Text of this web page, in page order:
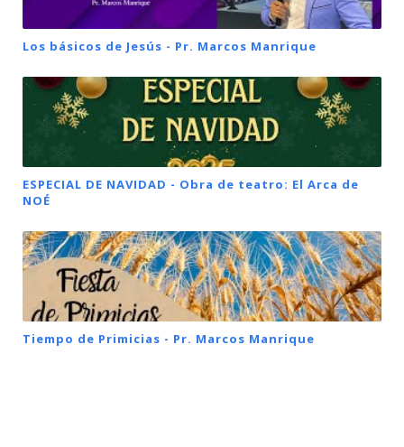
Los básicos de Jesús - Pr. Marcos Manrique
ESPECIAL DE NAVIDAD - Obra de teatro: El Arca de
NOÉ
Tiempo de Primicias - Pr. Marcos Manrique